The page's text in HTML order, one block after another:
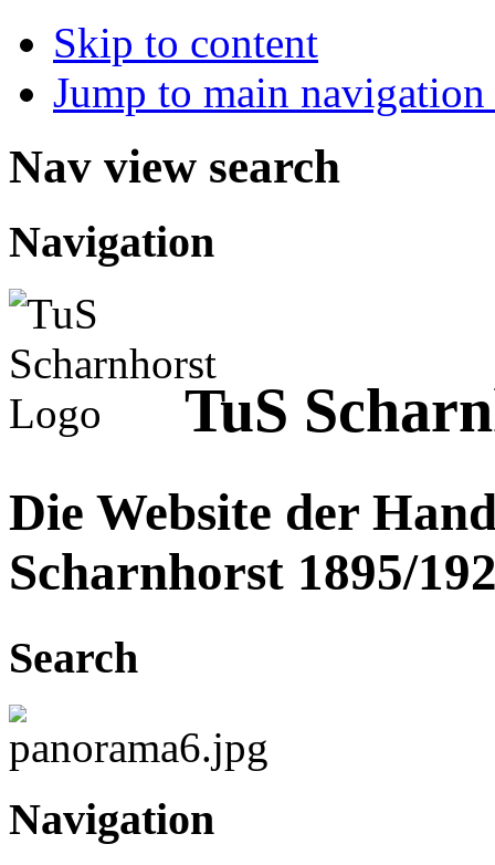
Skip to content
Jump to main
Nav view search
Navigation
TuS
Die Website der
Scharnhorst 1895/
Search
Navigation